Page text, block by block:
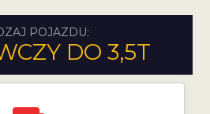
POJAZDU:
DO 3,5T